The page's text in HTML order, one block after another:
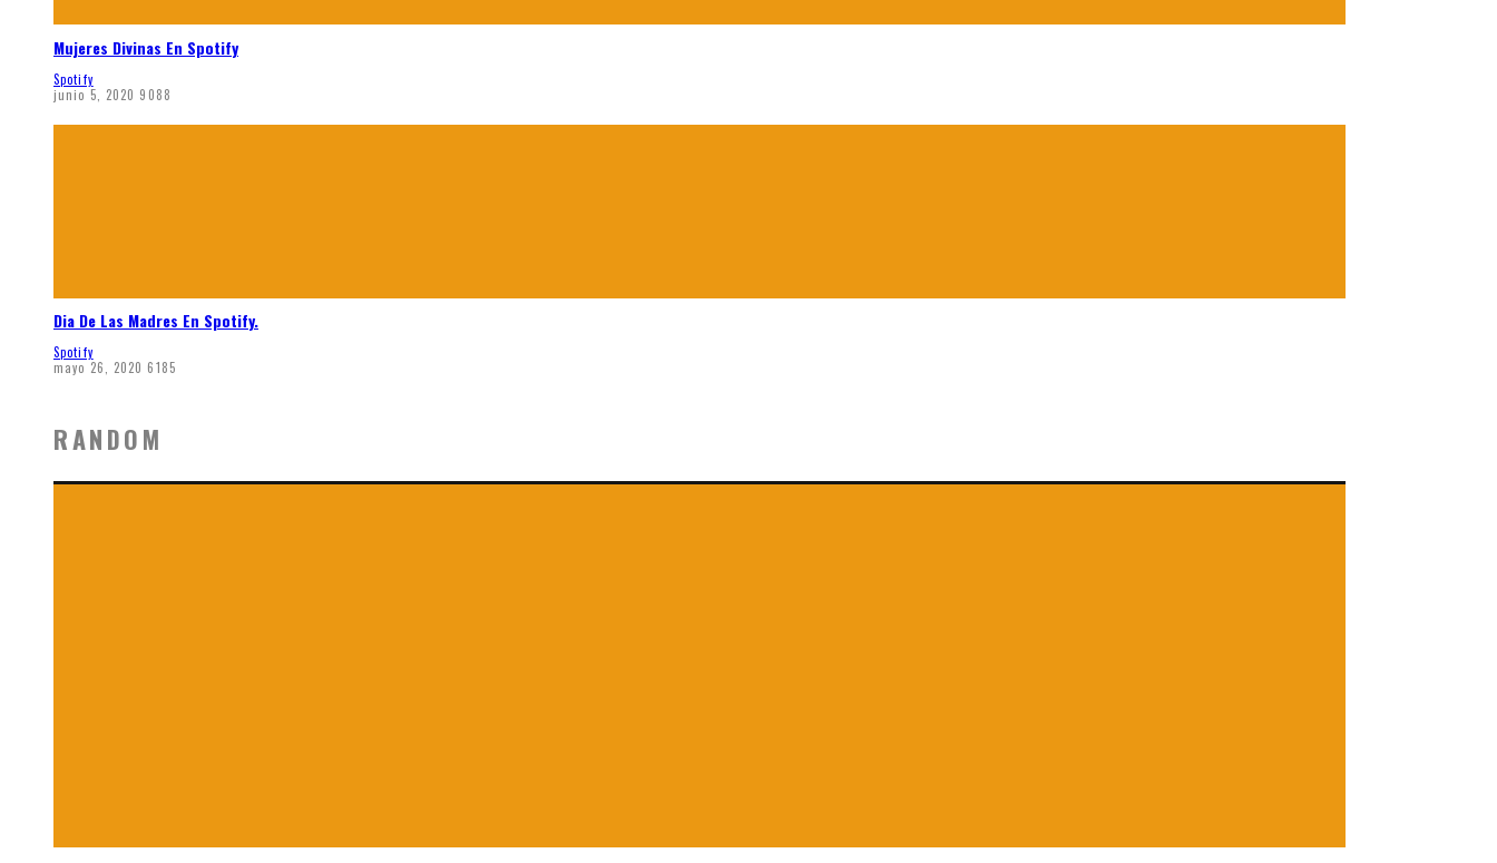
Mujeres Divinas En Spotify
Spotify
junio 5, 2020 9088
Dia De Las Madres En Spotify.
Spotify
mayo 26, 2020 6185
RANDOM